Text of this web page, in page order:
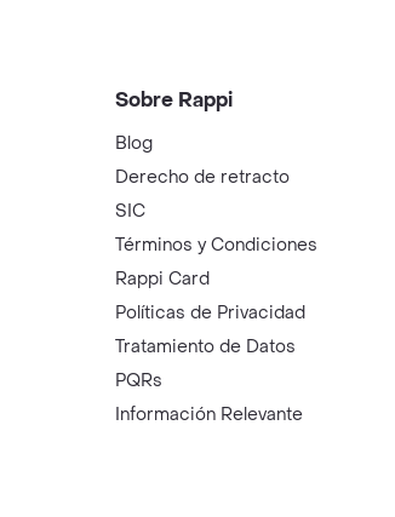
Sobre Rappi
Blog
Derecho de retracto
SIC
Términos y Condiciones
Rappi Card
Políticas de Privacidad
Tratamiento de Datos
PQRs
Información Relevante